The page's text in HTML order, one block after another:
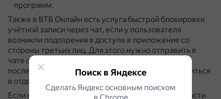
программ.
Также в ВТБ Онлайн есть услуга быстрой блокировки
учётной записи через чат, если у пользователя
возникли подозрения в доступе в приложение со
стороны третьих лиц. Для этого нужно отправить в
чате сообщение «Заблокировать доступ».
последующей разблокировки потребуется обратиться
в отделение банка.
Если возникли вопросы или сомнения в безопасности
Поиск в Яндексе
Сделать Яндекс основным поиском
в Сhrome